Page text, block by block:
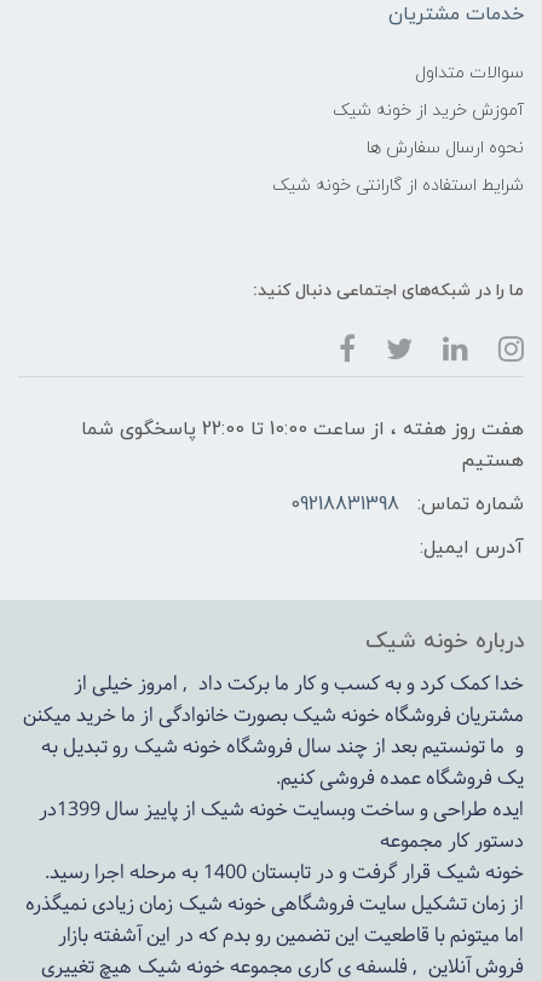
خدمات مشتریان
سوالات متداول
آموزش خرید از خونه شیک
نحوه ارسال سفارش ها
شرایط استفاده از گارانتی خونه شیک
ما را در شبکه‌های اجتماعی دنبال کنید:
هفت روز هفته ، از ساعت 10:00 تا 22:00 پاسخگوی شما
هستیم
شماره تماس:
09218831398
آدرس ایمیل:
درباره خونه شیک
خدا کمک کرد و به کسب و کار ما برکت داد , امروز خیلی از
مشتریان فروشگاه خونه شیک بصورت خانوادگی از ما خرید میکنن
و ما تونستیم بعد از چند سال فروشگاهخونه شیکرو تبدیل به
یک فروشگاه عمده فروشی کنیم.
ایده طراحی و ساخت وبسایت خونه شیک از پاییز سال 1399در
دستور کار مجموعه
خونه شیک قرار گرفت و در تابستان 1400 به مرحله اجرا رسید.
از زمان تشکیل سایت فروشگاهیخونه شیکزمان زیادی نمیگذره
اما میتونم با قاطعیت این تضمین رو بدم که در این آشفته بازار
فروش آنلاین , فلسفه ی کاری مجموعهخونه شیک هیچ تغییری